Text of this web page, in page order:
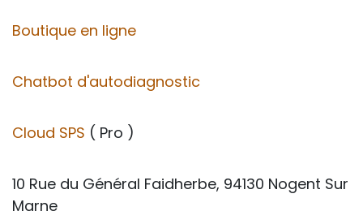
Boutique en ligne
Chatbot d'autodiagnostic
Cloud SPS ( Pro )
10 Rue du Général Faidherbe, 94130 Nogent Sur
Marne